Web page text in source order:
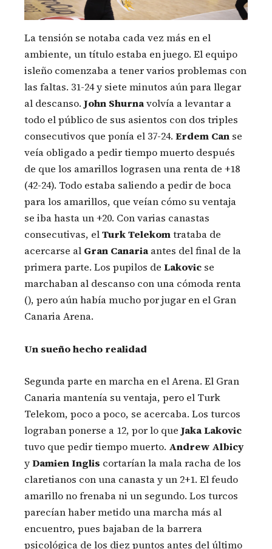
La tensión se notaba cada vez más en el
ambiente, un título estaba en juego. El equipo
isleño comenzaba a tener varios problemas con
las faltas. 31-24 y siete minutos aún para llegar
al descanso. John Shurnavolvía a levantar a
todo el público de sus asientos con dos triples
consecutivos que ponía el 37-24. Erdem Can se
veía obligado a pedir tiempo muerto después
de que los amarillos lograsen una renta de +18
(42-24). Todo estaba saliendo a pedir de boca
para los amarillos, que veían cómo su ventaja
se iba hasta un +20. Con varias canastas
consecutivas, elTurk Telekomtrataba de
acercarse al Gran Canaria antes del final de la
primera parte. Los pupilos de Lakovic se
marchaban al descanso con una cómoda renta
(), pero aún había mucho por jugar en el Gran
Canaria Arena.
Un sueño hecho realidad
Segunda parte en marcha en el Arena. El Gran
Canaria mantenía su ventaja, pero el Turk
Telekom, poco a poco, se acercaba. Los turcos
lograban ponerse a 12, por lo que Jaka Lakovic
tuvo que pedir tiempo muerto. Andrew Albicy
yDamien Inglis cortarían la mala racha de los
claretianos con una canasta y un 2+1. El feudo
amarillo no frenaba ni un segundo. Los turcos
parecían haber metido una marcha más al
encuentro, pues bajaban de la barrera
psicológica de los diez puntos antes del último